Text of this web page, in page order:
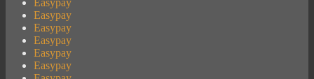
Easypay
Easypay
Easypay
Easypay
Easypay